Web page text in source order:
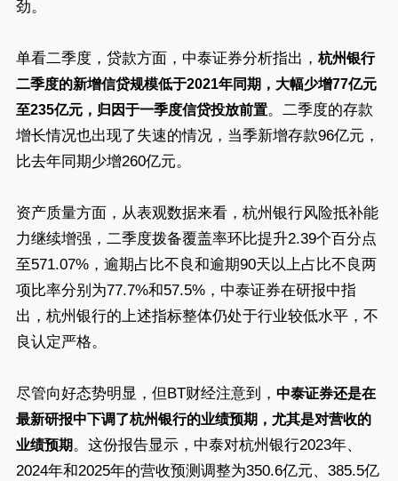
劲。
单看二季度，贷款方面，中泰证券分析指出， 杭州银行
二季度的新增信贷规模低于2021年同期，大幅少增77亿元
至235亿元，归因于一季度信贷投放前置。二季度的存款
增长情况也出现了失速的情况，当季新增存款96亿元，
比去年同期少增260亿元。
资产质量方面，从表观数据来看，杭州银行风险抵补能
力继续增强，二季度拨备覆盖率环比提升2.39个百分点
至571.07%，逾期占比不良和逾期90天以上占比不良两
项比率分别为77.7%和57.5%，中泰证券在研报中指
出，杭州银行的上述指标整体仍处于行业较低水平，不
良认定严格。
尽管向好态势明显，但BT财经注意到， 中泰证券还是在
最新研报中下调了杭州银行的业绩预期，尤其是对营收的
业绩预期。这份报告显示，中泰对杭州银行2023年、
2024年和2025年的营收预测调整为350.6亿元、385.5亿